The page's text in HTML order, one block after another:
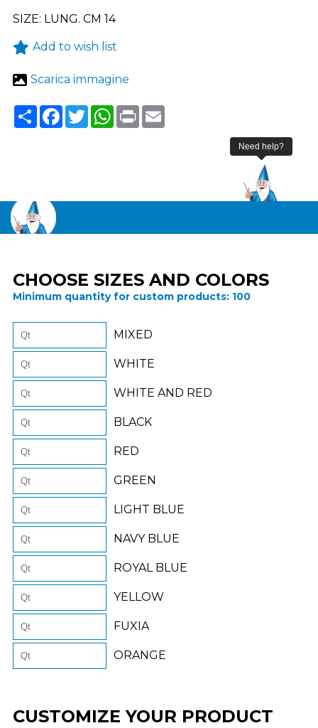
SIZE: LUNG. CM 14
Add to wish list
Scarica immagine
ShareFacebook
TwitterWhatsApp
PrintEmail
CHOOSE SIZES AND COLORS
Minimum quantity for custom products: 100
MIXED
WHITE
WHITE AND RED
BLACK
RED
GREEN
LIGHT BLUE
NAVY BLUE
ROYAL BLUE
YELLOW
FUXIA
ORANGE
CUSTOMIZE YOUR PRODUCT